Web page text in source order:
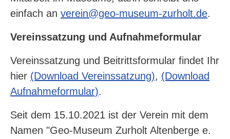
einfach an verein@geo-museum-zurholt.de.
Vereinssatzung und Aufnahmeformular
Vereinssatzung und Beitrittsformular findet Ihr
hier (Download Vereinssatzung), (Download
Aufnahmeformular).
Seit dem 15.10.2021 ist der Verein mit dem
Namen "Geo-Museum Zurholt Altenberge e.